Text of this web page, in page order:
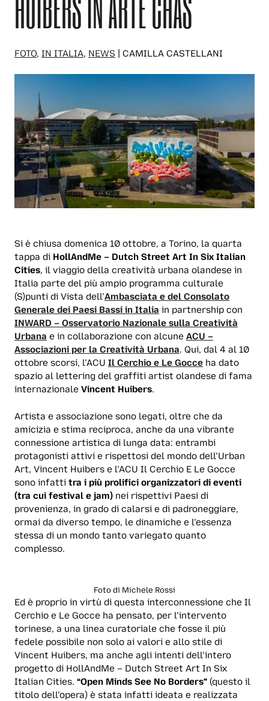
FOTO, IN ITALIA, NEWS | CAMILLA CASTELLANI
Si è chiusa domenica 10 ottobre, a Torino, la quarta
tappa di HollAndMe – Dutch Street Art In Six Italian
Cities, il viaggio della creatività urbana olandese in
Italia parte del più ampio programma culturale
(S)punti di Vista dell’Ambasciata e del Consolato
Generale dei Paesi Bassi in Italia in partnership con
INWARD – Osservatorio Nazionale sulla Creatività
Urbana e in collaborazione con alcune ACU –
Associazioni per la Creatività Urbana. Qui, dal 4 al 10
ottobre scorsi, l’ACU Il Cerchio e Le Gocce ha dato
spazio al lettering del graffiti artist olandese di fama
internazionale Vincent Huibers.
Artista e associazione sono legati, oltre che da
amicizia e stima reciproca, anche da una vibrante
connessione artistica di lunga data: entrambi
protagonisti attivi e rispettosi del mondo dell’Urban
Art, Vincent Huibers e l’ACU Il Cerchio E Le Gocce
sono infatti tra i più prolifici organizzatori di eventi
(tra cui festival e jam) nei rispettivi Paesi di
provenienza, in grado di calarsi e di padroneggiare,
ormai da diverso tempo, le dinamiche e l’essenza
stessa di un mondo tanto variegato quanto
complesso.
Foto di Michele Rossi
Ed è proprio in virtù di questa interconnessione che Il
Cerchio e Le Gocce ha pensato, per l’intervento
torinese, a una linea curatoriale che fosse il più
fedele possibile non solo ai valori e allo stile di
Vincent Huibers, ma anche agli intenti dell’intero
progetto di HollAndMe – Dutch Street Art In Six
Italian Cities. “Open Minds See No Borders” (questo il
titolo dell’opera) è stata infatti ideata e realizzata